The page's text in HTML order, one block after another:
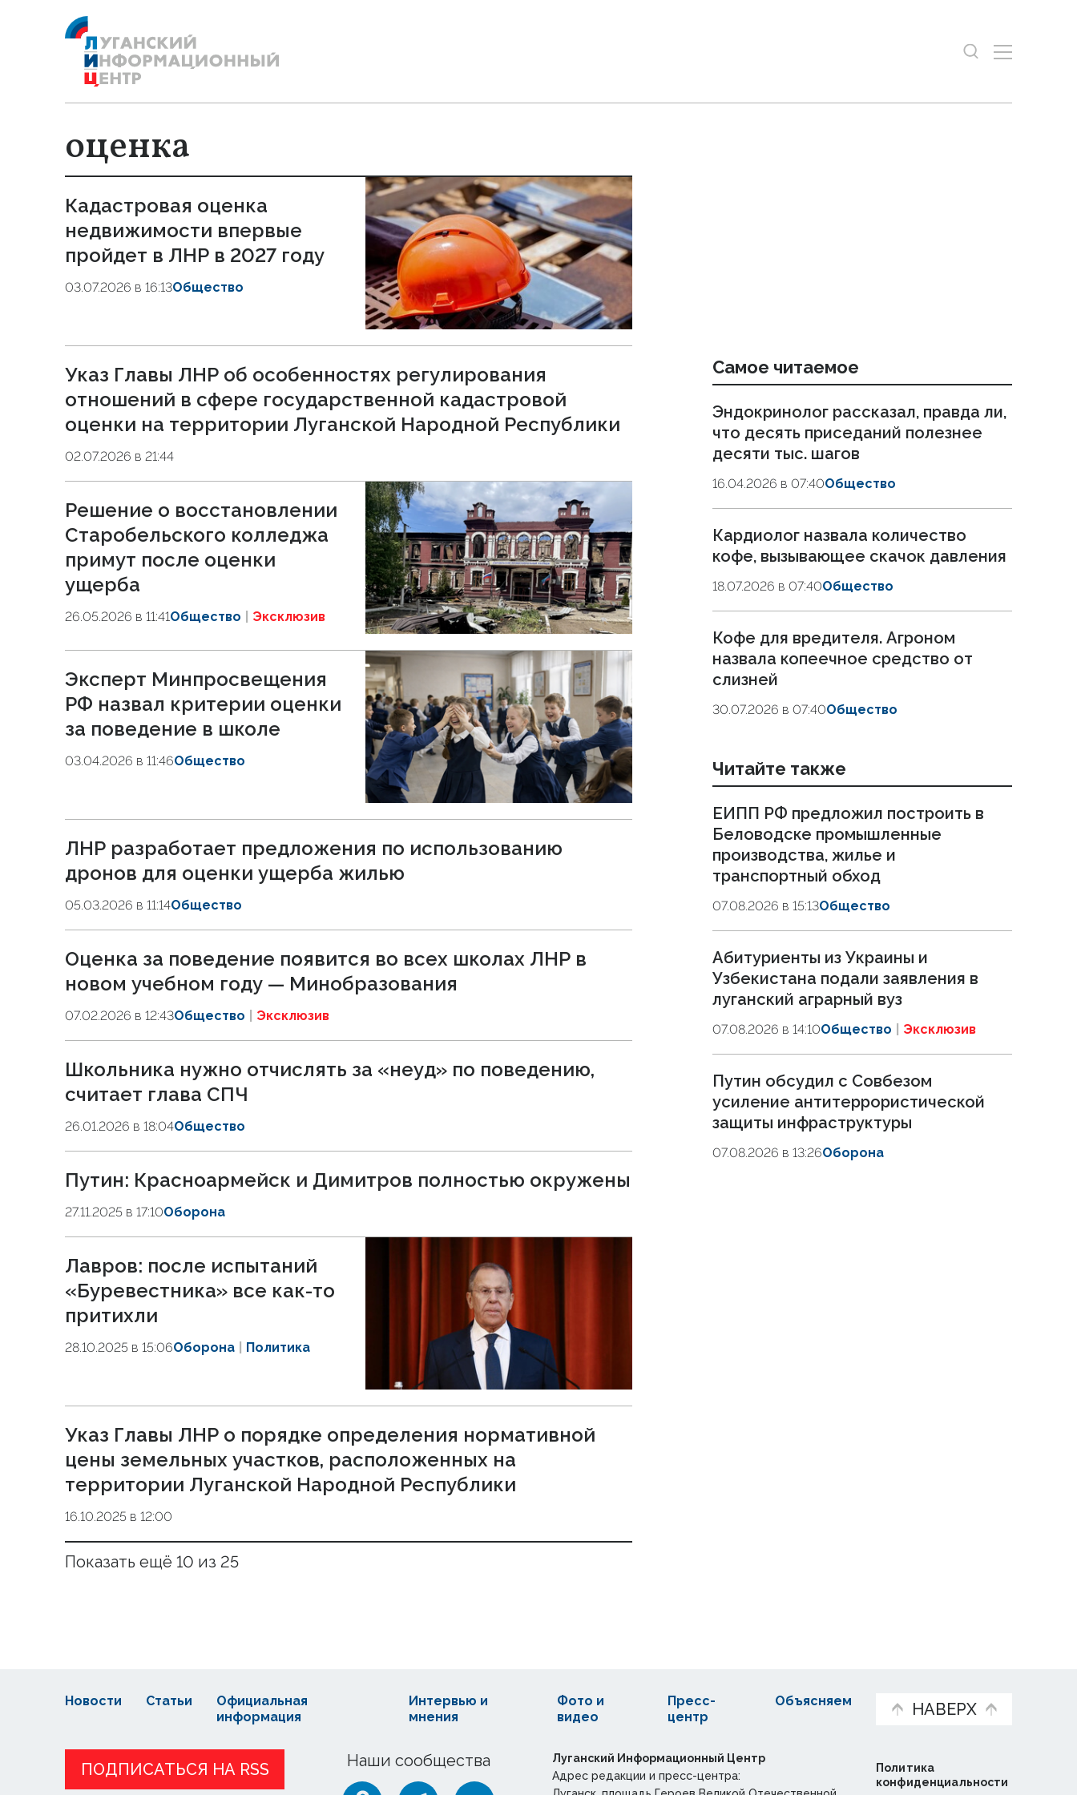
оценка
Кадастровая оценка
недвижимости впервые
пройдет в ЛНР в 2027 году
03.07.2026 в 16:13Общество
Указ Главы ЛНР об особенностях регулирования
отношений в сфере государственной кадастровой
оценки на территории Луганской Народной Республики
02.07.2026 в 21:44
Решение о восстановлении
Старобельского колледжа
примут после оценки
ущерба
26.05.2026 в 11:41Общество Эксклюзив
Эксперт Минпросвещения
РФ назвал критерии оценки
за поведение в школе
03.04.2026 в 11:46Общество
ЛНР разработает предложения по использованию
дронов для оценки ущерба жилью
05.03.2026 в 11:14Общество
Оценка за поведение появится во всех школах ЛНР в
новом учебном году — Минобразования
07.02.2026 в 12:43Общество Эксклюзив
Школьника нужно отчислять за «неуд» по поведению,
считает глава СПЧ
26.01.2026 в 18:04Общество
Путин: Красноармейск и Димитров полностью окружены
27.11.2025 в 17:10Оборона
Лавров: после испытаний
«Буревестника» все как-то
притихли
28.10.2025 в 15:06Оборона Политика
Указ Главы ЛНР о порядке определения нормативной
цены земельных участков, расположенных на
территории Луганской Народной Республики
16.10.2025 в 12:00
Показать ещё 10 из 25
Самое читаемое
Эндокринолог рассказал, правда ли,
что десять приседаний полезнее
десяти тыс. шагов
16.04.2026 в 07:40Общество
Кардиолог назвала количество
кофе, вызывающее скачок давления
18.07.2026 в 07:40Общество
Кофе для вредителя. Агроном
назвала копеечное средство от
слизней
30.07.2026 в 07:40Общество
Читайте также
ЕИПП РФ предложил построить в
Беловодске промышленные
производства, жилье и
транспортный обход
07.08.2026 в 15:13Общество
Абитуриенты из Украины и
Узбекистана подали заявления в
луганский аграрный вуз
07.08.2026 в 14:10Общество Эксклюзив
Путин обсудил с Совбезом
усиление антитеррористической
защиты инфраструктуры
07.08.2026 в 13:26Оборона
НАВЕРХ
Наши сообщества
ПОДПИСАТЬСЯ НА RSS
Новости Статьи
Официальная
информация
Интервью и
мнения
Фото и
видео
Пресс-
центр
Объясняем
Политика
конфиденциальности
Луганский Информационный Центр
Адрес редакции и пресс-центра: